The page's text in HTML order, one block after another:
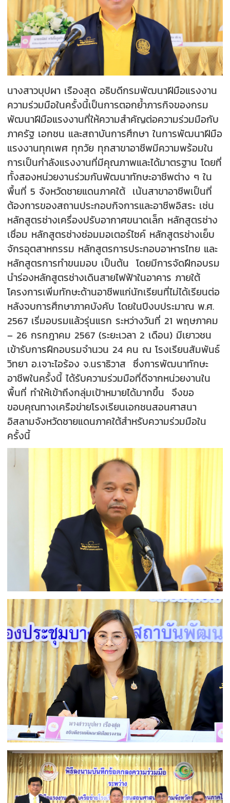
นางสาวบุปผา เรืองสุด อธิบดีกรมพัฒนาฝีมือแรงงาน
ความร่วมมือในครั้งนี้เป็นการตอกย้ำภารกิจของกรม
พัฒนาฝีมือแรงงานที่ให้ความสำคัญต่อความร่วมมือกับ
ภาครัฐ เอกชน และสถาบันการศึกษา ในการพัฒนาฝีมือ
แรงงานทุกเพศ ทุกวัย ทุกสาขาอาชีพมีความพร้อมใน
การเป็นกำลังแรงงานที่มีคุณภาพและได้มาตรฐาน โดยที่
ทั้งสองหน่วยงานร่วมกันพัฒนาทักษะอาชีพต่าง ๆ ใน
พื้นที่ 5 จังหวัดชายแดนภาคใต้ เน้นสาขาอาชีพเป็นที่
ต้องการของสถานประกอบกิจการและอาชีพอิสระ เช่น
หลักสูตรช่างเครื่องปรับอากาศขนาดเล็ก หลักสูตรช่าง
เชื่อม หลักสูตรช่างซ่อมมอเตอร์ไซค์ หลักสูตรช่างเย็บ
จักรอุตสาหกรรม หลักสูตรการประกอบอาหารไทย และ
หลักสูตรการทำขนมอบ เป็นต้น โดยมีการจัดฝึกอบรม
นำร่องหลักสูตรช่างเดินสายไฟฟ้าในอาคาร ภายใต้
โครงการเพิ่มทักษะด้านอาชีพแก่นักเรียนที่ไม่ได้เรียนต่อ
หลังจบการศึกษาภาคบังคับ โดยในปีงบประมาณ พ.ศ.
2567 เริ่มอบรมแล้วรุ่นแรก ระหว่างวันที่ 21 พฤษภาคม
– 26 กรกฎาคม 2567 (ระยะเวลา 2 เดือน) มีเยาวชน
เข้ารับการฝึกอบรมจำนวน 24 คน ณ โรงเรียนสัมพันธ์
วิทยา อ.เจาะไอร้อง จ.นราธิวาส ซึ่งการพัฒนาทักษะ
อาชีพในครั้งนี้ ได้รับความร่วมมือที่ดีจากหน่วยงานใน
พื้นที่ ทำให้เข้าถึงกลุ่มเป้าหมายได้มากขึ้น จึงขอ
ขอบคุณทางเครือข่ายโรงเรียนเอกชนสอนศาสนา
อิสลามจังหวัดชายแดนภาคใต้สำหรับความร่วมมือใน
ครั้งนี้